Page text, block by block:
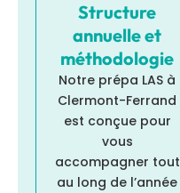
Structure
annuelle et
méthodologie
Notre prépa LAS à
Clermont-Ferrand
est conçue pour
vous
accompagner tout
au long de l’année